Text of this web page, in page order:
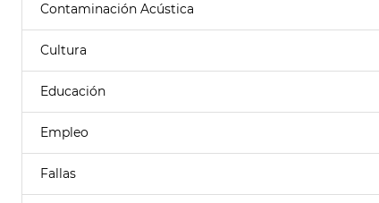
Contaminación Acústica
Cultura
Educación
Empleo
Fallas